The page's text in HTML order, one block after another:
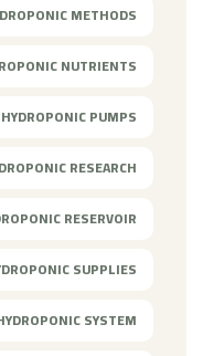
METHODS
NUTRIENTS
HYDROPONIC PUMPS
RESEARCH
RESERVOIR
SUPPLIES
SYSTEM